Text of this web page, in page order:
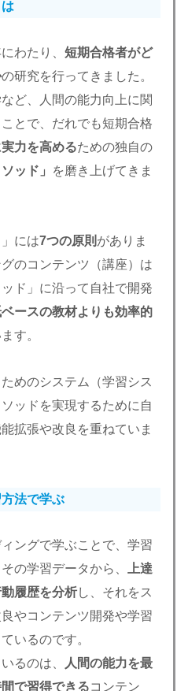
わたり、 短期合格者がど
の研究を行ってきました。
ど、人間の能力向上に関
とで、だれでも短期合格
力を高めるための独自の
ッド」
を磨き上げてきま
には7つの原則 がありま
のコンテンツ（講座）は
ド」に沿って自社で開発
ースの教材よりも効率的
す。
めのシステム（学習シス
ッドを実現するために自
拡張や改良を重ねていま
方法で学ぶ
ングで学ぶことで、学習
の学習データから、
上達
履歴を分析し、それをス
やコンテンツ開発や学習
いるのです。
るのは、
人間の能力を最
で習得できるコンテン